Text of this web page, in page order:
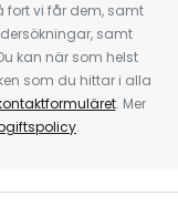
fort vi får dem, samt
samt
kan när som helst
som du hittar i alla
. Mer
.